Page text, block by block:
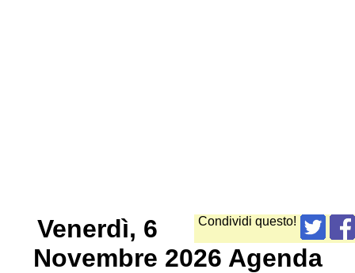
Condividi questo!
Venerdì, 6
Novembre 2026 Agenda